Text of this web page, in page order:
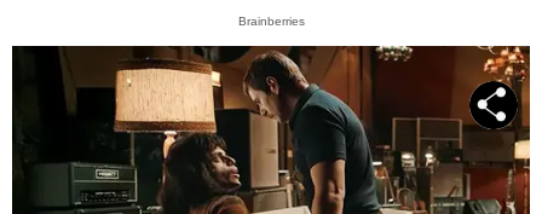
Brainberries